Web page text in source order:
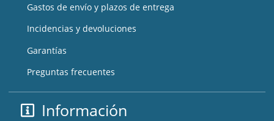
Gastos de envío y plazos de entrega
Incidencias y devoluciones
Garantías
Preguntas frecuentes
Información